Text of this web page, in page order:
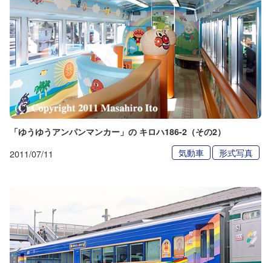
「ゆうゆうアンパンマンカー」の キロハ186-2（その2）
2011/07/11 気動車 形式写真